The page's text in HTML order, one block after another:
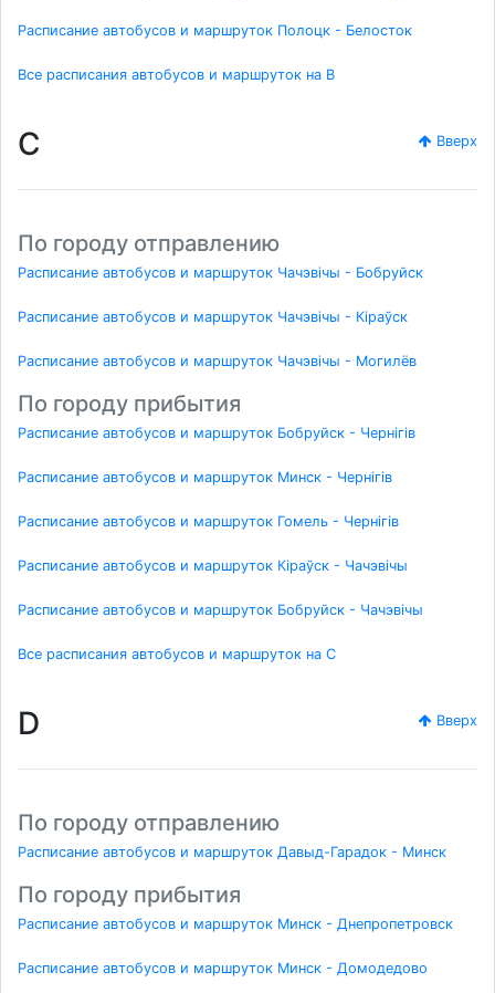
Расписание автобусов и маршруток Полоцк - Белосток
Все расписания автобусов и маршруток на B
C Вверх
По городу отправлению
Расписание автобусов и маршруток Чачэвічы - Бобруйск
Расписание автобусов и маршруток Чачэвічы - Кіраўск
Расписание автобусов и маршруток Чачэвічы - Могилёв
По городу прибытия
Расписание автобусов и маршруток Бобруйск - Чернігів
Расписание автобусов и маршруток Минск - Чернігів
Расписание автобусов и маршруток Гомель - Чернігів
Расписание автобусов и маршруток Кіраўск - Чачэвічы
Расписание автобусов и маршруток Бобруйск - Чачэвічы
Все расписания автобусов и маршруток на C
D Вверх
По городу отправлению
Расписание автобусов и маршруток Давыд-Гарадок - Минск
По городу прибытия
Расписание автобусов и маршруток Минск - Днепропетровск
Расписание автобусов и маршруток Минск - Домодедово